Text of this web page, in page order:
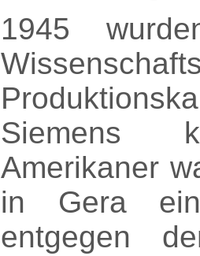
1945
Siemens
Amerikaner
in Gera
entgegen